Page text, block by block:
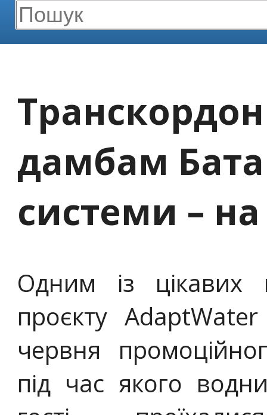
дамбам
системи –
Одним із цікавих
проєкту
червня
під час якого